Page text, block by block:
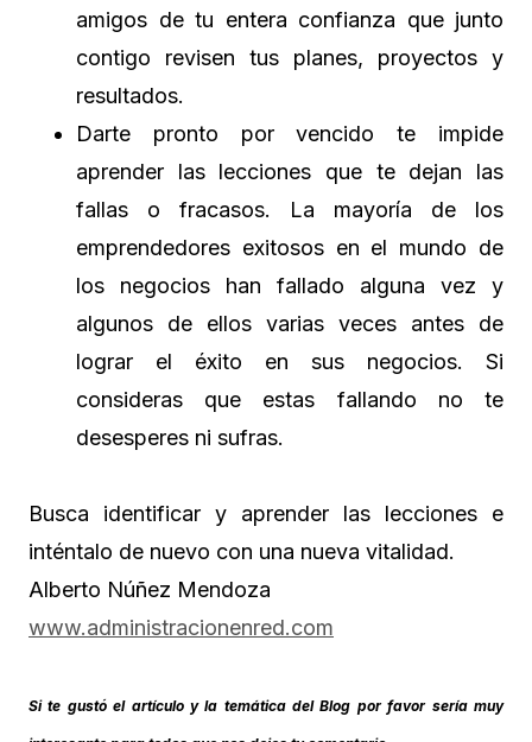
amigos de tu entera confianza que junto
contigo revisen tus planes, proyectos y
resultados.
Darte pronto por vencido te impide
aprender las lecciones que te dejan las
fallas o fracasos. La mayoría de los
emprendedores exitosos en el mundo de
los negocios han fallado alguna vez y
algunos de ellos varias veces antes de
lograr el éxito en sus negocios. Si
consideras que estas fallando no te
desesperes ni sufras.
Busca identificar y aprender las lecciones e
inténtalo de nuevo con una nueva vitalidad.
Alberto Núñez Mendoza
www.administracionenred.com
Si te gustó el artículo y la temática del Blog por favor sería muy